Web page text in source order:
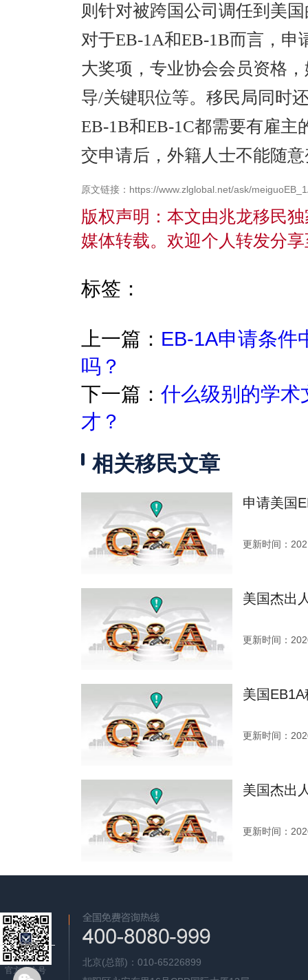
则针对被跨国公司调任到美
对于EB-1A和EB-1B而言，
大奖项，专业协会会员资格
导/关键职位等。移民局同时
EB-1B和EB-1C都需要有雇
交申请后，外籍人士不能随
原文链接：https://www.zlglobal.net/ask/
版权声明：本文由兆龙移民
媒体转载。欢迎个人转发分
标签：
上一篇： EB-1A申请条件
吗？
下一篇： 什么级别的学术
才？
相关移民文章
申请美国
更新时间：
美国杰出
更新时间：
美国
更新时间：
美国杰出
更新时间：
官方公众号
北京(总部)：010-65226899